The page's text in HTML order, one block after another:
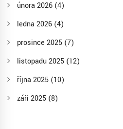
února 2026 (4)
ledna 2026 (4)
prosince 2025 (7)
listopadu 2025 (12)
října 2025 (10)
září 2025 (8)